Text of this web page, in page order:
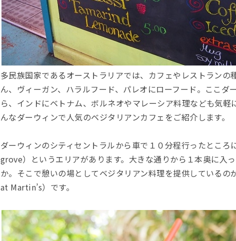
多民族国家であるオーストラリアでは、カフェやレストランの
ん、ヴィーガン、ハラルフード、パレオにローフード。ここダ
ら、インドにベトナム、ボルネオやマレーシア料理なども気軽
んなダーウィンで人気のベジタリアンカフェをご紹介します。
ダーウィンのシティセントラルから車で１０分程行ったとこ
grove）というエリアがあります。大きな通りから１本奥に入
か。そこで憩いの場としてベジタリアン料理を提供している
at Martin’s）です。